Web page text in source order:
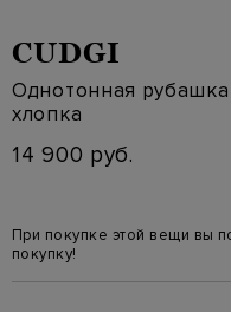
CUDGI
Однотонная рубашка
хлопка
14 900 руб.
При покупке этой вещи вы
покупку!